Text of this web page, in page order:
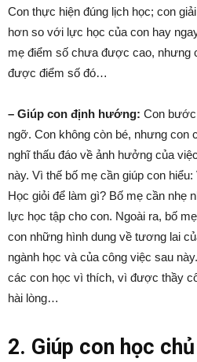
Con thực hiện đúng lịch học; con
hơn so với lực học của con hay
mẹ điểm số chưa được cao, nhưng
được điểm số đó…
– Giúp con định hướng: Con
ngỡ. Con không còn bé, nhưng con
nghĩ thấu đáo về ảnh hưởng của
này. Vì thế bố mẹ cần giúp con
Học giỏi để làm gì? Bố mẹ cần nhẹ
lực học tập cho con. Ngoài ra, bố
con những hình dung về tương lai
ngành học và của công việc sau
các con học vì thích, vì được thầy
hài lòng…
2. Giúp con học